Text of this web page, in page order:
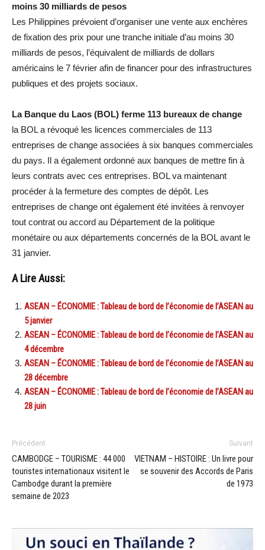
moins 30 milliards de pesos
Les Philippines prévoient d’organiser une vente aux enchères
de fixation des prix pour une tranche initiale d’au moins 30
milliards de pesos, l’équivalent de milliards de dollars
américains le 7 février afin de financer pour des infrastructures
publiques et des projets sociaux.
La Banque du Laos (BOL) ferme 113 bureaux de change
la BOL a révoqué les licences commerciales de 113
entreprises de change associées à six banques commerciales
du pays. Il a également ordonné aux banques de mettre fin à
leurs contrats avec ces entreprises. BOL va maintenant
procéder à la fermeture des comptes de dépôt. Les
entreprises de change ont également été invitées à renvoyer
tout contrat ou accord au Département de la politique
monétaire ou aux départements concernés de la BOL avant le
31 janvier.
A Lire Aussi:
ASEAN – ÉCONOMIE : Tableau de bord de l’économie de l’ASEAN au
5 janvier
ASEAN – ÉCONOMIE : Tableau de bord de l’économie de l’ASEAN au
4 décembre
ASEAN – ÉCONOMIE : Tableau de bord de l’économie de l’ASEAN au
28 décembre
ASEAN – ÉCONOMIE : Tableau de bord de l’économie de l’ASEAN au
28 juin
Précédent
CAMBODGE – TOURISME : 44 000
touristes internationaux visitent le
Cambodge durant la première
semaine de 2023
Suivant
VIETNAM – HISTOIRE : Un livre pour
se souvenir des Accords de Paris
de 1973